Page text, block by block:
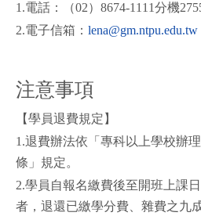
1.電話：（02）8674-1111分機
2.電子信箱： lena@gm.ntpu.edu.tw
注意事項
【學員退費規定】
1.退費辦法依「專科以上學校辦
條」規定。
2.學員自報名繳費後至開班上課
者，退還已繳學分費、雜費之九